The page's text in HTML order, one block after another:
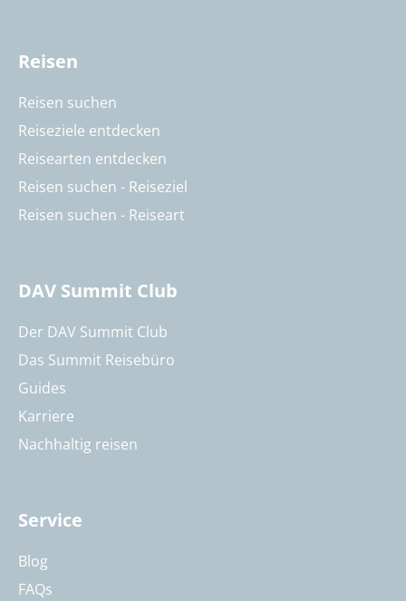
Reisen
Reisen suchen
Reiseziele entdecken
Reisearten entdecken
Reisen suchen - Reiseziel
Reisen suchen - Reiseart
DAV Summit Club
Der DAV Summit Club
Das Summit Reisebüro
Guides
Karriere
Nachhaltig reisen
Service
Blog
FAQs